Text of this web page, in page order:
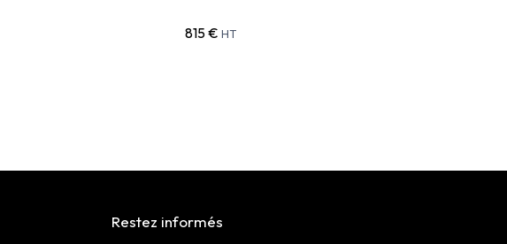
815 € HT
Restez informés